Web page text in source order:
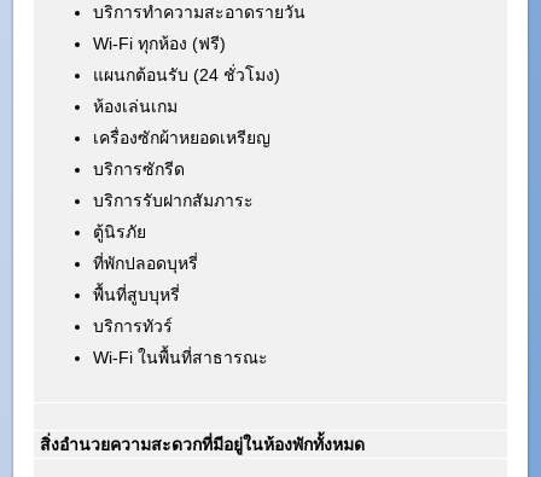
บริการทำความสะอาดรายวัน
Wi-Fi ทุกห้อง (ฟรี)
แผนกต้อนรับ (24 ชั่วโมง)
ห้องเล่นเกม
เครื่องซักผ้าหยอดเหรียญ
บริการซักรีด
บริการรับฝากสัมภาระ
ตู้นิรภัย
ที่พักปลอดบุหรี่
พื้นที่สูบบุหรี่
บริการทัวร์
Wi-Fi ในพื้นที่สาธารณะ
สิ่งอำนวยความสะดวกที่มีอยู่ในห้องพักทั้งหมด